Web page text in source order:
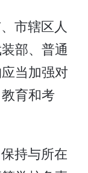
市辖区人
部、普通
当加强对
育和考
持与所在